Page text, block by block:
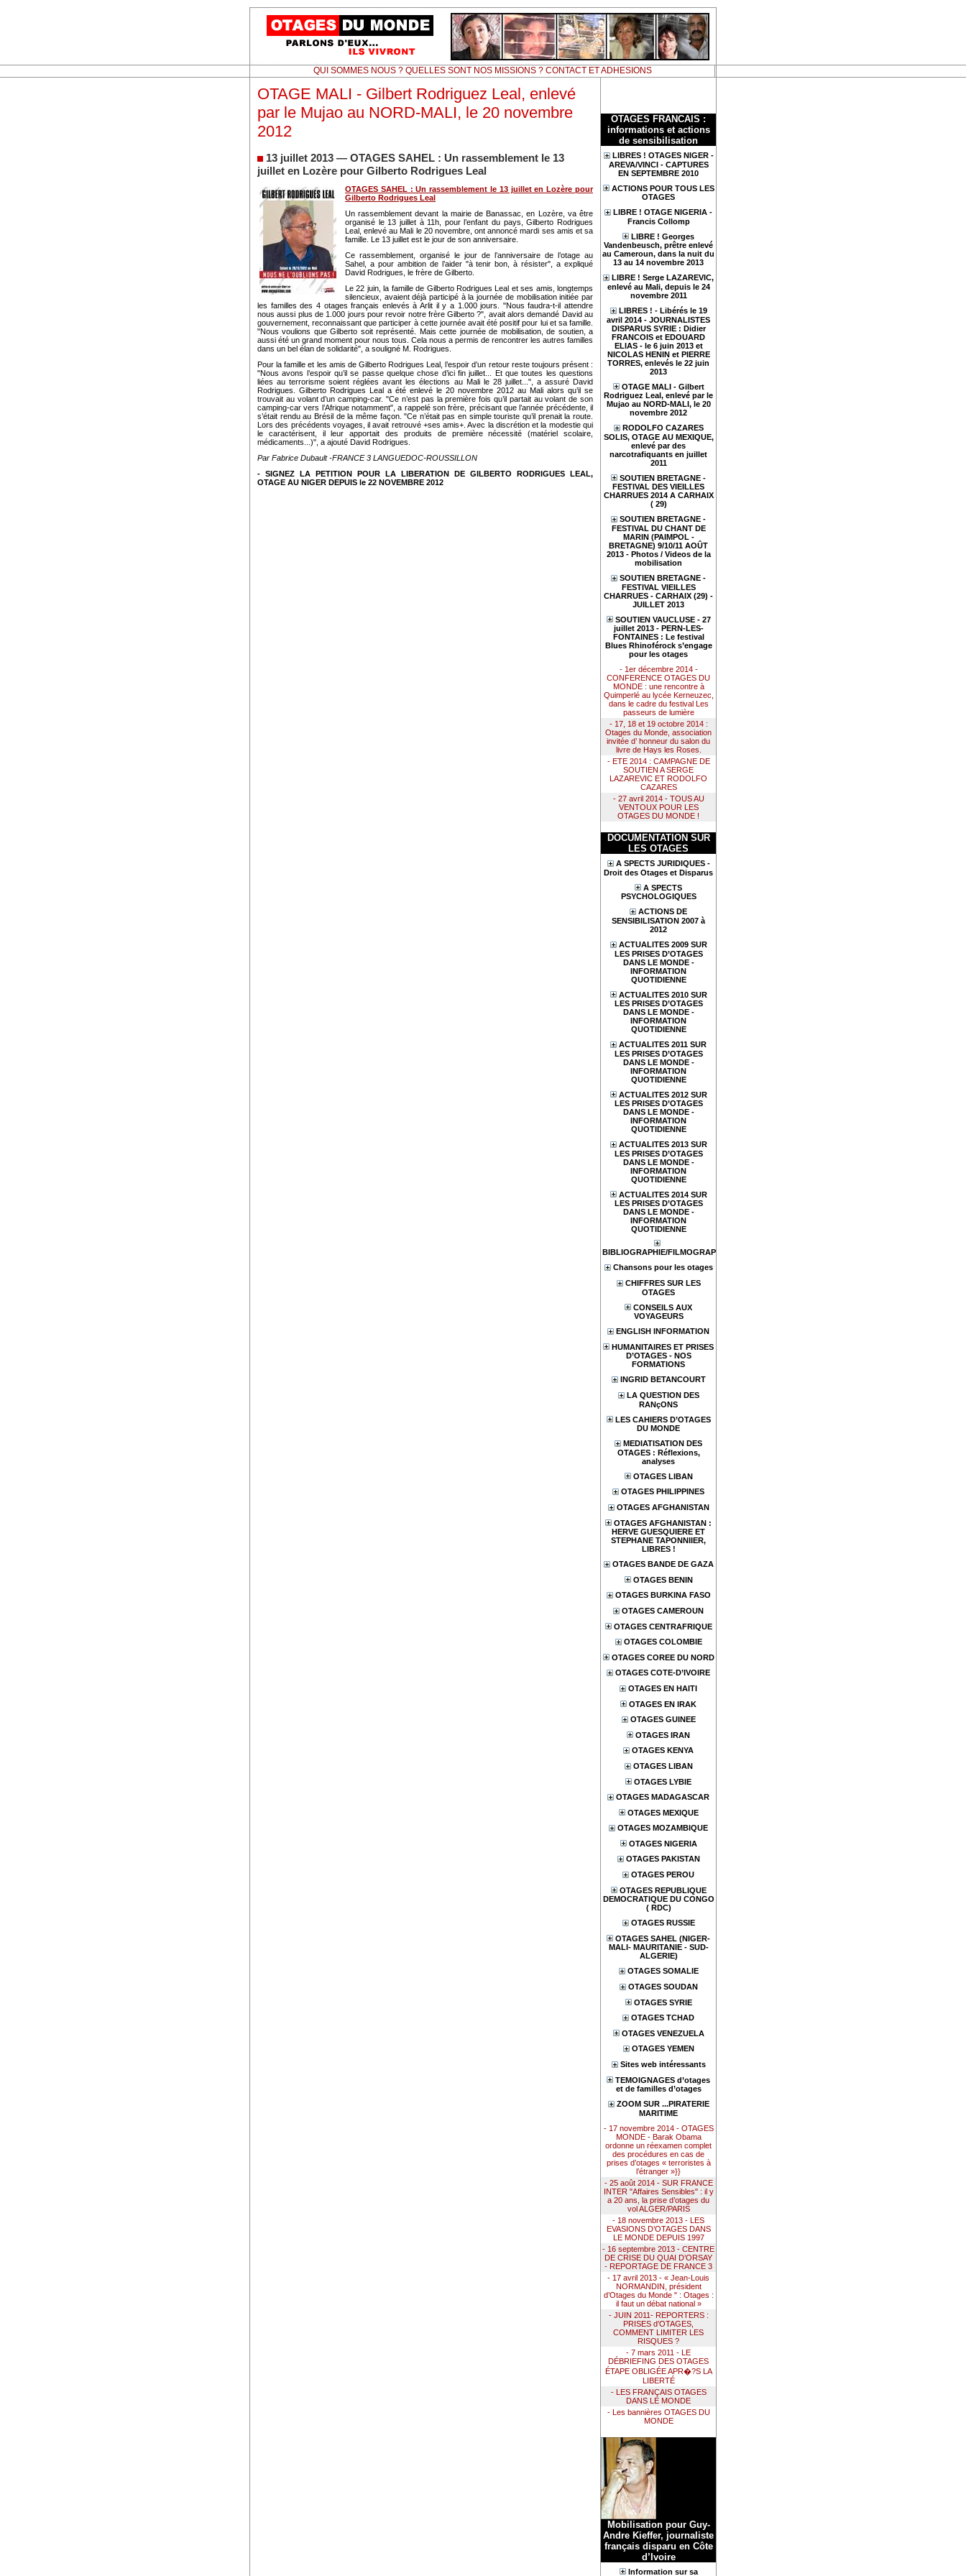
QUI SOMMES NOUS ? QUELLES SONT NOS MISSIONS ? CONTACT ET ADHESIONS
OTAGES FRANCAIS :
informations et actions
de sensibilisation
LIBRES ! OTAGES NIGER -
AREVA/VINCI - CAPTURES
EN SEPTEMBRE 2010
ACTIONS POUR TOUS LES
OTAGES
LIBRE ! OTAGE NIGERIA -
Francis Collomp
LIBRE ! Georges
Vandenbeusch, prêtre enlevé
au Cameroun, dans la nuit du
13 au 14 novembre 2013
LIBRE ! Serge LAZAREVIC,
enlevé au Mali, depuis le 24
novembre 2011
LIBRES ! - Libérés le 19
avril 2014 - JOURNALISTES
DISPARUS SYRIE : Didier
FRANCOIS et EDOUARD
ELIAS - le 6 juin 2013 et
NICOLAS HENIN et PIERRE
TORRES, enlevés le 22 juin
2013
OTAGE MALI - Gilbert
Rodriguez Leal, enlevé par le
Mujao au NORD-MALI, le 20
novembre 2012
RODOLFO CAZARES
SOLIS, OTAGE AU MEXIQUE,
enlevé par des
narcotrafiquants en juillet
2011
SOUTIEN BRETAGNE -
FESTIVAL DES VIEILLES
CHARRUES 2014 A CARHAIX
( 29)
SOUTIEN BRETAGNE -
FESTIVAL DU CHANT DE
MARIN (PAIMPOL -
BRETAGNE) 9/10/11 AOÛT
2013 - Photos / Videos de la
mobilisation
SOUTIEN BRETAGNE -
FESTIVAL VIEILLES
CHARRUES - CARHAIX (29) -
JUILLET 2013
SOUTIEN VAUCLUSE - 27
juillet 2013 - PERN-LES-
FONTAINES : Le festival
Blues Rhinoférock s’engage
pour les otages
- 1er décembre 2014 -
CONFERENCE OTAGES DU
MONDE : une rencontre à
Quimperlé au lycée Kerneuzec,
dans le cadre du festival Les
passeurs de lumière
- 17, 18 et 19 octobre 2014 :
Otages du Monde, association
invitée d’ honneur du salon du
livre de Hays les Roses.
- ETE 2014 : CAMPAGNE DE
SOUTIEN A SERGE
LAZAREVIC ET RODOLFO
CAZARES
- 27 avril 2014 - TOUS AU
VENTOUX POUR LES
OTAGES DU MONDE !
DOCUMENTATION SUR
LES OTAGES
A SPECTS JURIDIQUES -
Droit des Otages et Disparus
A SPECTS
PSYCHOLOGIQUES
ACTIONS DE
SENSIBILISATION 2007 à
2012
ACTUALITES 2009 SUR
LES PRISES D’OTAGES
DANS LE MONDE -
INFORMATION
QUOTIDIENNE
ACTUALITES 2010 SUR
LES PRISES D’OTAGES
DANS LE MONDE -
INFORMATION
QUOTIDIENNE
ACTUALITES 2011 SUR
LES PRISES D’OTAGES
DANS LE MONDE -
INFORMATION
QUOTIDIENNE
ACTUALITES 2012 SUR
LES PRISES D’OTAGES
DANS LE MONDE -
INFORMATION
QUOTIDIENNE
ACTUALITES 2013 SUR
LES PRISES D’OTAGES
DANS LE MONDE -
INFORMATION
QUOTIDIENNE
ACTUALITES 2014 SUR
LES PRISES D’OTAGES
DANS LE MONDE -
INFORMATION
QUOTIDIENNE
BIBLIOGRAPHIE/FILMOGRAPHIE
Chansons pour les otages
CHIFFRES SUR LES
OTAGES
CONSEILS AUX
VOYAGEURS
ENGLISH INFORMATION
HUMANITAIRES ET PRISES
D’OTAGES - NOS
FORMATIONS
INGRID BETANCOURT
LA QUESTION DES
RANçONS
LES CAHIERS D’OTAGES
DU MONDE
MEDIATISATION DES
OTAGES : Réflexions,
analyses
OTAGES LIBAN
OTAGES PHILIPPINES
OTAGES AFGHANISTAN
OTAGES AFGHANISTAN :
HERVE GUESQUIERE ET
STEPHANE TAPONNIIER,
LIBRES !
OTAGES BANDE DE GAZA
OTAGES BENIN
OTAGES BURKINA FASO
OTAGES CAMEROUN
OTAGES CENTRAFRIQUE
OTAGES COLOMBIE
OTAGES COREE DU NORD
OTAGES COTE-D’IVOIRE
OTAGES EN HAITI
OTAGES EN IRAK
OTAGES GUINEE
OTAGES IRAN
OTAGES KENYA
OTAGES LIBAN
OTAGES LYBIE
OTAGES MADAGASCAR
OTAGES MEXIQUE
OTAGES MOZAMBIQUE
OTAGES NIGERIA
OTAGES PAKISTAN
OTAGES PEROU
OTAGES REPUBLIQUE
DEMOCRATIQUE DU CONGO
( RDC)
OTAGES RUSSIE
OTAGES SAHEL (NIGER-
MALI- MAURITANIE - SUD-
ALGERIE)
OTAGES SOMALIE
OTAGES SOUDAN
OTAGES SYRIE
OTAGES TCHAD
OTAGES VENEZUELA
OTAGES YEMEN
Sites web intéressants
TEMOIGNAGES d’otages
et de familles d’otages
ZOOM SUR ...PIRATERIE
MARITIME
- 17 novembre 2014 - OTAGES
MONDE - Barak Obama
ordonne un réexamen complet
des procédures en cas de
prises d’otages « terroristes à
l’étranger »}}
- 25 août 2014 - SUR FRANCE
INTER "Affaires Sensibles" : il y
a 20 ans, la prise d’otages du
vol ALGER/PARIS
- 18 novembre 2013 - LES
EVASIONS D’OTAGES DANS
LE MONDE DEPUIS 1997
- 16 septembre 2013 - CENTRE
DE CRISE DU QUAI D’ORSAY
- REPORTAGE DE FRANCE 3
- 17 avril 2013 - « Jean-Louis
NORMANDIN, président
d’Otages du Monde " : Otages :
il faut un débat national »
- JUIN 2011- REPORTERS :
PRISES d’OTAGES,
COMMENT LIMITER LES
RISQUES ?
- 7 mars 2011 - LE
DÉBRIEFING DES OTAGES
ÉTAPE OBLIGÉE APR�?S LA
LIBERTÉ
- LES FRANÇAIS OTAGES
DANS LE MONDE
- Les bannières OTAGES DU
MONDE
Mobilisation pour Guy-
Andre Kieffer, journaliste
français disparu en Côte
d’Ivoire
Information sur sa
OTAGE MALI - Gilbert Rodriguez Leal, enlevé
par le Mujao au NORD-MALI, le 20 novembre
2012
13 juillet 2013 — OTAGES SAHEL : Un rassemblement le 13
juillet en Lozère pour Gilberto Rodrigues Leal
OTAGES SAHEL : Un rassemblement le 13 juillet en Lozère pour
Gilberto Rodrigues Leal
Un rassemblement devant la mairie de Banassac, en Lozère, va être
organisé le 13 juillet à 11h, pour l’enfant du pays, Gilberto Rodrigues
Leal, enlevé au Mali le 20 novembre, ont annoncé mardi ses amis et sa
famille. Le 13 juillet est le jour de son anniversaire.
Ce rassemblement, organisé le jour de l’anniversaire de l’otage au
Sahel, a pour ambition de l’aider "à tenir bon, à résister", a expliqué
David Rodrigues, le frère de Gilberto.
Le 22 juin, la famille de Gilberto Rodrigues Leal et ses amis, longtemps
silencieux, avaient déjà participé à la journée de mobilisation initiée par
les familles des 4 otages français enlevés à Arlit il y a 1.000 jours. "Nous faudra-t-il attendre
nous aussi plus de 1.000 jours pour revoir notre frère Gilberto ?", avait alors demandé David au
gouvernement, reconnaissant que participer à cette journée avait été positif pour lui et sa famille.
"Nous voulions que Gilberto soit représenté. Mais cette journée de mobilisation, de soutien, a
aussi été un grand moment pour nous tous. Cela nous a permis de rencontrer les autres familles
dans un bel élan de solidarité", a souligné M. Rodrigues.
Pour la famille et les amis de Gilberto Rodrigues Leal, l’espoir d’un retour reste toujours présent :
"Nous avons l’espoir qu’il se passe quelque chose d’ici fin juillet... Et que toutes les questions
liées au terrorisme soient réglées avant les élections au Mali le 28 juillet...", a assuré David
Rodrigues. Gilberto Rodrigues Leal a été enlevé le 20 novembre 2012 au Mali alors qu’il se
trouvait au volant d’un camping-car. "Ce n’est pas la première fois qu’il partait au volant de son
camping-car vers l’Afrique notamment", a rappelé son frère, précisant que l’année précédente, il
s’était rendu au Brésil de la même façon. "Ce n’était pas en simple touriste qu’il prenait la route.
Lors des précédents voyages, il avait retrouvé +ses amis+. Avec la discrétion et la modestie qui
le caractérisent, il leur apportait des produits de première nécessité (matériel scolaire,
médicaments...)", a ajouté David Rodrigues.
Par Fabrice Dubault -FRANCE 3 LANGUEDOC-ROUSSILLON
- SIGNEZ LA PETITION POUR LA LIBERATION DE GILBERTO RODRIGUES LEAL,
OTAGE AU NIGER DEPUIS le 22 NOVEMBRE 2012